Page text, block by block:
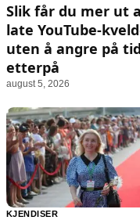
Slik får du mer ut
late YouTube-
uten å angre på
etterpå
august 5, 2026
KJENDISER